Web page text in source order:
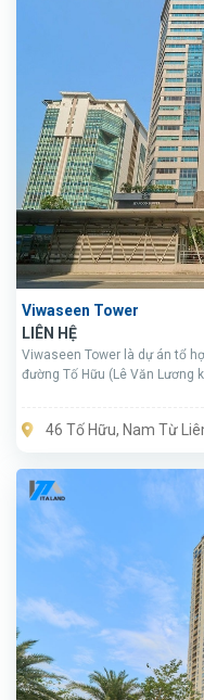
Viwaseen Tower
LIÊN HỆ
Viwaseen Tower là dự án tổ
đường Tố Hữu (Lê Văn Lương
46 Tố Hữu, Nam Từ